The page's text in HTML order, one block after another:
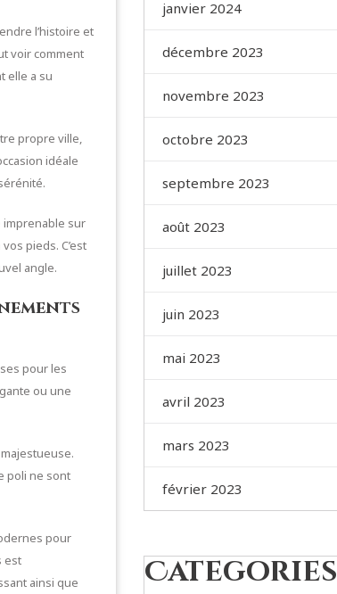
l’histoire et
voir comment
elle a su
propre ville,
idéale
imprenable sur
pieds. C’est
angle.
pour les
ou une
poli ne sont
pour
est
ainsi que
janvier 2024
décembre 2023
novembre 2023
octobre 2023
septembre 2023
août 2023
juillet 2023
juin 2023
mai 2023
avril 2023
mars 2023
février 2023
Categories